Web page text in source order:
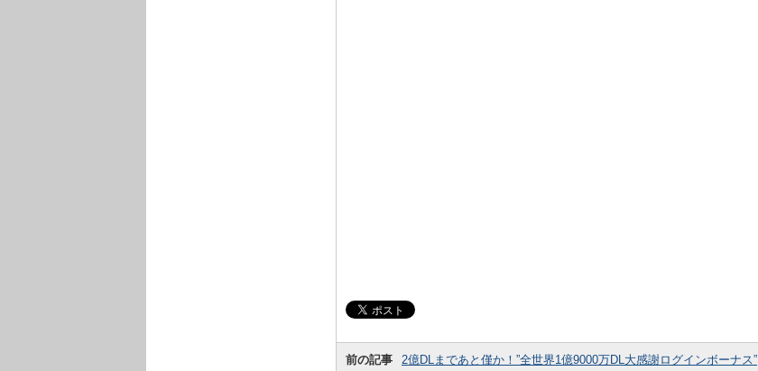
前の記事 2億DLまであと僅か！”全世界1億9000万DL大感謝ログインボーナス”が開催中！獲得できる報酬をまとめてみました！